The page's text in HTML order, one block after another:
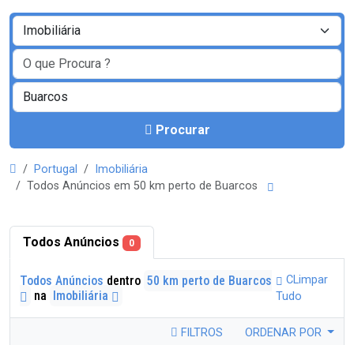
Procurar
Portugal
Imobiliária
Todos Anúncios em 50 km perto de Buarcos
Todos Anúncios 0
Todos Anúncios dentro 50 km perto de Buarcos
na Imobiliária
CLimpar
Tudo
FILTROS ORDENAR POR